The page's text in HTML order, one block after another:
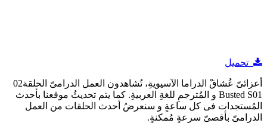
تحميل
أعزائىّ عُشاقْ الدراما الآسيويةِ، تُشاهدون العمل الدرامىّ الحلقة02
Busted S01 و المُترجمِ للغةِ العربيةِ. كما يتم تحديثُ موقعنا بأحدث
المُستجدات فى كل ساعةٍ و سنعرضُ أحدث الحلقات من العمل
الدرامىّ بأقصىّ سرعةٍ مُمكنةٍ.